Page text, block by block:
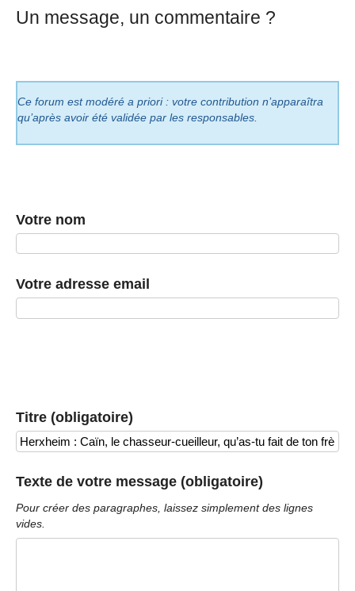
Un message, un commentaire ?
Ce forum est modéré a priori : votre contribution n’apparaîtra
qu’après avoir été validée par les responsables.
Votre nom
Votre adresse email
Titre (obligatoire)
Texte de votre message (obligatoire)
Pour créer des paragraphes, laissez simplement des lignes
vides.